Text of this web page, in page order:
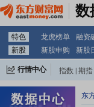
数
特色 龙虎榜单 融资
新股
新股申购 新股
行情中心 指数 期指
东